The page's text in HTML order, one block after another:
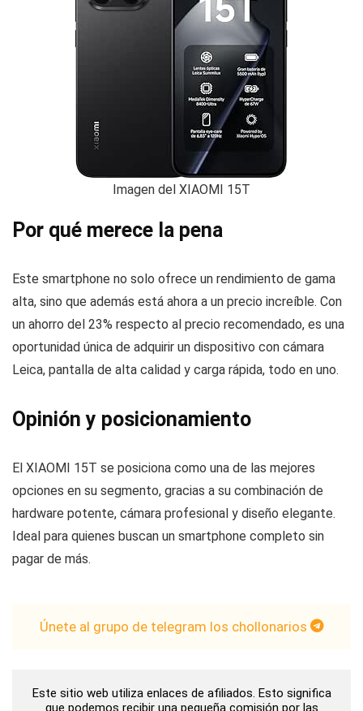
Imagen del XIAOMI 15T
Por qué merece la pena
Este smartphone no solo ofrece un rendimiento de gama
alta, sino que además está ahora a un precio increíble. Con
un ahorro del 23% respecto al precio recomendado, es una
oportunidad única de adquirir un dispositivo con cámara
Leica, pantalla de alta calidad y carga rápida, todo en uno.
Opinión y posicionamiento
El XIAOMI 15T se posiciona como una de las mejores
opciones en su segmento, gracias a su combinación de
hardware potente, cámara profesional y diseño elegante.
Ideal para quienes buscan un smartphone completo sin
pagar de más.
Únete al grupo de telegram los chollonarios
Este sitio web utiliza enlaces de afiliados. Esto significa